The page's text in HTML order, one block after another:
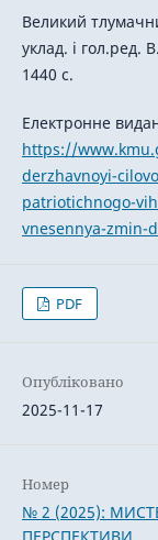
Великий
уклад. і гол.ред.
1440 с.
Електронне
https://
derzhavnoyi-
patriotichnogo-
vnesennya-zmin-
PDF
Опубліковано
2025-11-17
Номер
№ 2 (2025):